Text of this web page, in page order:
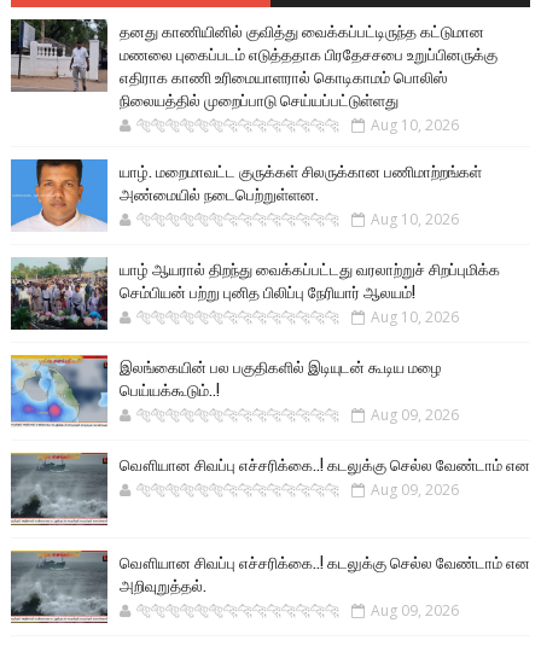
தனது காணியினில் குவித்து வைக்கப்பட்டிருந்த கட்டுமான
மணலை புகைப்படம் எடுத்ததாக பிரதேசசபை உறுப்பினருக்கு
எதிராக காணி உரிமையாளரால் கொடிகாமம் பொலிஸ்
நிலையத்தில் முறைப்பாடு செய்யப்பட்டுள்ளது
🐅🐅🐅🐅🐅🐅🐆🐆🐆🐆🐆🐆🐆🐆 Aug 10, 2026
யாழ். மறைமாவட்ட குருக்கள் சிலருக்கான பணிமாற்றங்கள்
அண்மையில் நடைபெற்றுள்ளன.
🐅🐅🐅🐅🐅🐅🐆🐆🐆🐆🐆🐆🐆🐆 Aug 10, 2026
யாழ் ஆயரால் திறந்து வைக்கப்பட்டது வரலாற்றுச் சிறப்புமிக்க
செம்பியன் பற்று புனித பிலிப்பு நேரியார் ஆலயம்!
🐅🐅🐅🐅🐅🐅🐆🐆🐆🐆🐆🐆🐆🐆 Aug 10, 2026
இலங்கையின் பல பகுதிகளில் இடியுடன் கூடிய மழை
பெய்யக்கூடும்..!
🐅🐅🐅🐅🐅🐅🐆🐆🐆🐆🐆🐆🐆🐆 Aug 09, 2026
வௌியான சிவப்பு எச்சரிக்கை..! கடலுக்கு செல்ல வேண்டாம் என
🐅🐅🐅🐅🐅🐅🐆🐆🐆🐆🐆🐆🐆🐆 Aug 09, 2026
வௌியான சிவப்பு எச்சரிக்கை..! கடலுக்கு செல்ல வேண்டாம் என
அறிவுறுத்தல்.
🐅🐅🐅🐅🐅🐅🐆🐆🐆🐆🐆🐆🐆🐆 Aug 09, 2026